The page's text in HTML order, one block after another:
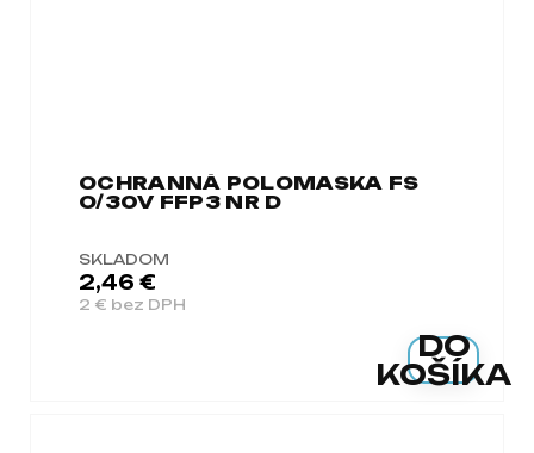
OCHRANNÁ POLOMASKA ​​FS
O/30V FFP3 NR D
SKLADOM
2 € bez DPH
2,46 €
DO
KOŠÍKA